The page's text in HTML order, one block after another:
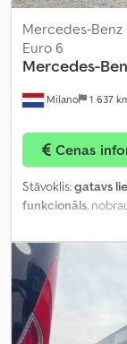
Milano 1 637
Mercedes-Benz
Euro 6
Mercedes-
Cenas
Stāvoklis:gatavs
funkcionāls,
skaits:35,
konfigurācija:
klase: Euro 6
mm, Aprīkojums:
cilvēkiem ar
sistēma